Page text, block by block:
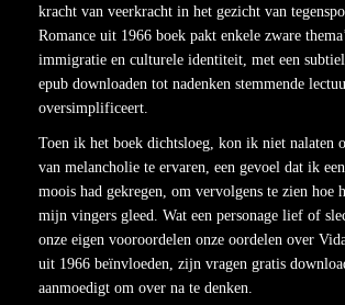
kracht van veerkracht in het gezicht van
Romance uit 1966 boek pakt enkele zware
immigratie en culturele identiteit, met een
epub downloaden tot nadenken stemmende
oversimplificeert.
Toen ik het boek dichtsloeg, kon ik niet nalaten
van melancholie te ervaren, een gevoel dat ik
moois had gekregen, om vervolgens te zien hoe
mijn vingers gleed. Wat een personage lief of
onze eigen vooroordelen onze oordelen over
uit 1966 beïnvloeden, zijn vragen gratis
aanmoedigt om over na te denken.